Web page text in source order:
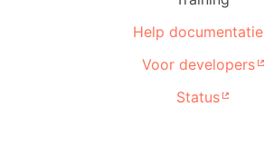
Help documentatie
Voor developers
Status